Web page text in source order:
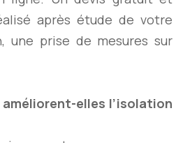
après étude de votre
une prise de mesures sur
elles l’isolation